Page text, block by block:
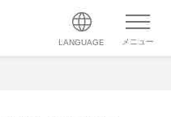
LANGUAGE メニュー